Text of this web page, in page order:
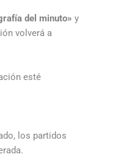
del minuto» y
volverá a
esté
los partidos